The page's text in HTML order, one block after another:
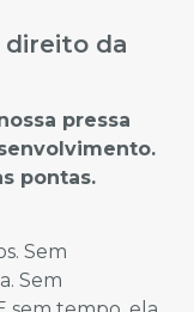
direito da
pressa
pontas.
Sem
Sem